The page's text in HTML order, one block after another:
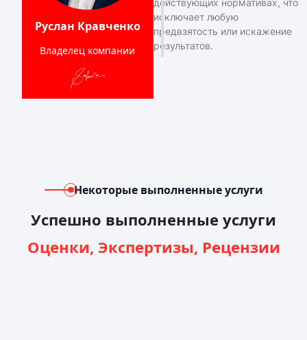
Руслан Кравченко
Владелец компании
действующих нормативах, что
исключает любую
предвзятость или искажение
результатов.
Некоторые выполненные услуги
Успешно выполненные услуги
Оценки, Экспертизы, Рецензии